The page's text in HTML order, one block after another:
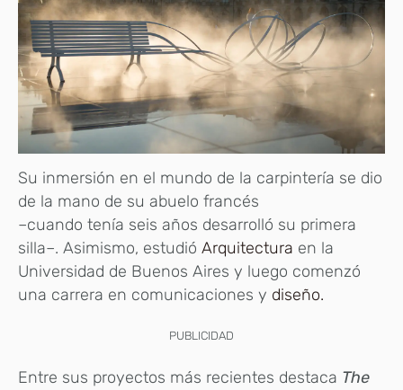
Su inmersión en el mundo de la carpintería se dio
de la mano de su abuelo francés
–cuando tenía seis años desarrolló su primera
silla–. Asimismo, estudió Arquitectura en la
Universidad de Buenos Aires y luego comenzó
una carrera en comunicaciones y diseño.
PUBLICIDAD
Entre sus proyectos más recientes destaca The